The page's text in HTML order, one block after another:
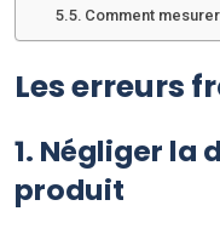
Comment
Les erreurs
1. Négliger la
produit